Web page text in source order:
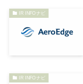
IR INFOナビ
IR INFOナビ